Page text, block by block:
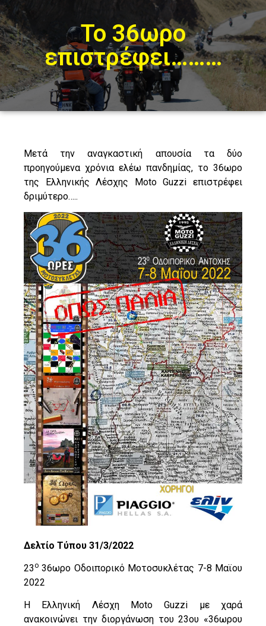
Το 36ωρο
επιστρέφει………
Μετά την αναγκαστική απουσία τα δύο
προηγούμενα χρόνια ελέω πανδημίας, το 36ωρο
της Ελληνικής Λέσχης Moto Guzzi επιστρέφει
δριμύτερο…..
Δελτίο Τύπου 31/3/2022
23ο 36ωρο Οδοιπορικό Μοτοσυκλέτας 7-8 Μαϊου
2022
Η Ελληνική Λέσχη Moto Guzzi με χαρά
ανακοινώνει την διοργάνωση του 23ου «36ωρου